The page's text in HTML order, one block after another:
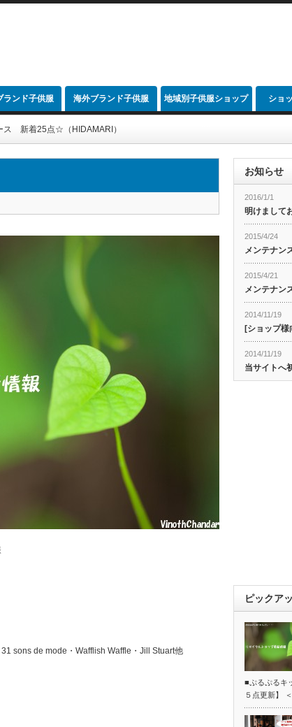
ランド子供服 海外ブランド子供服 地域別子供服ショップ ショ
ス 新着25点☆（HIDAMARI）
sons de mode・Wafflish Waffle・Jill Stuart他
お知らせ
2016/1/1
明けまして
2015/4/24
メンテナン
2015/4/21
メンテナン
2014/11/19
[ショップ
2014/11/19
当サイトへ
ピックア
■ぷるぷるキ
５点更新】